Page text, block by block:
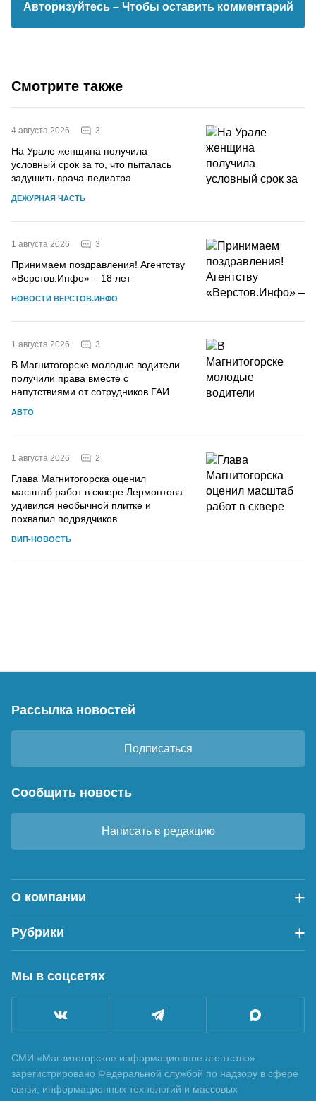
Авторизуйтесь – Чтобы оставить комментарий
Смотрите также
4 августа 2026 3
На Урале женщина получила
условный срок за то, что пыталась
задушить врача-педиатра
ДЕЖУРНАЯ ЧАСТЬ
1 августа 2026 3
Принимаем поздравления! Агентству
«Верстов.Инфо» – 18 лет
НОВОСТИ ВЕРСТОВ.ИНФО
1 августа 2026 3
В Магнитогорске молодые водители
получили права вместе с
напутствиями от сотрудников ГАИ
АВТО
1 августа 2026 2
Глава Магнитогорска оценил
масштаб работ в сквере Лермонтова:
удивился необычной плитке и
похвалил подрядчиков
ВИП-НОВОСТЬ
Рассылка новостей
Подписаться
Сообщить новость
Написать в редакцию
О компании
Рубрики
Мы в соцсетях
СМИ «Магнитогорское информационное агентство»
зарегистрировано Федеральной службой по надзору в сфере
связи, информационных технологий и массовых